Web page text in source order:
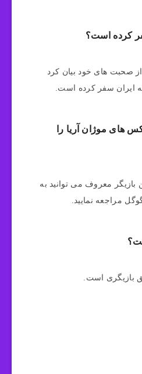
کرده است؟
صحبت های خود بیان کرد
ایران سفر کرده است.
های موژان آریا را
معروف می‌ توانید به
مراجعه نمایید.
بازیگری است.